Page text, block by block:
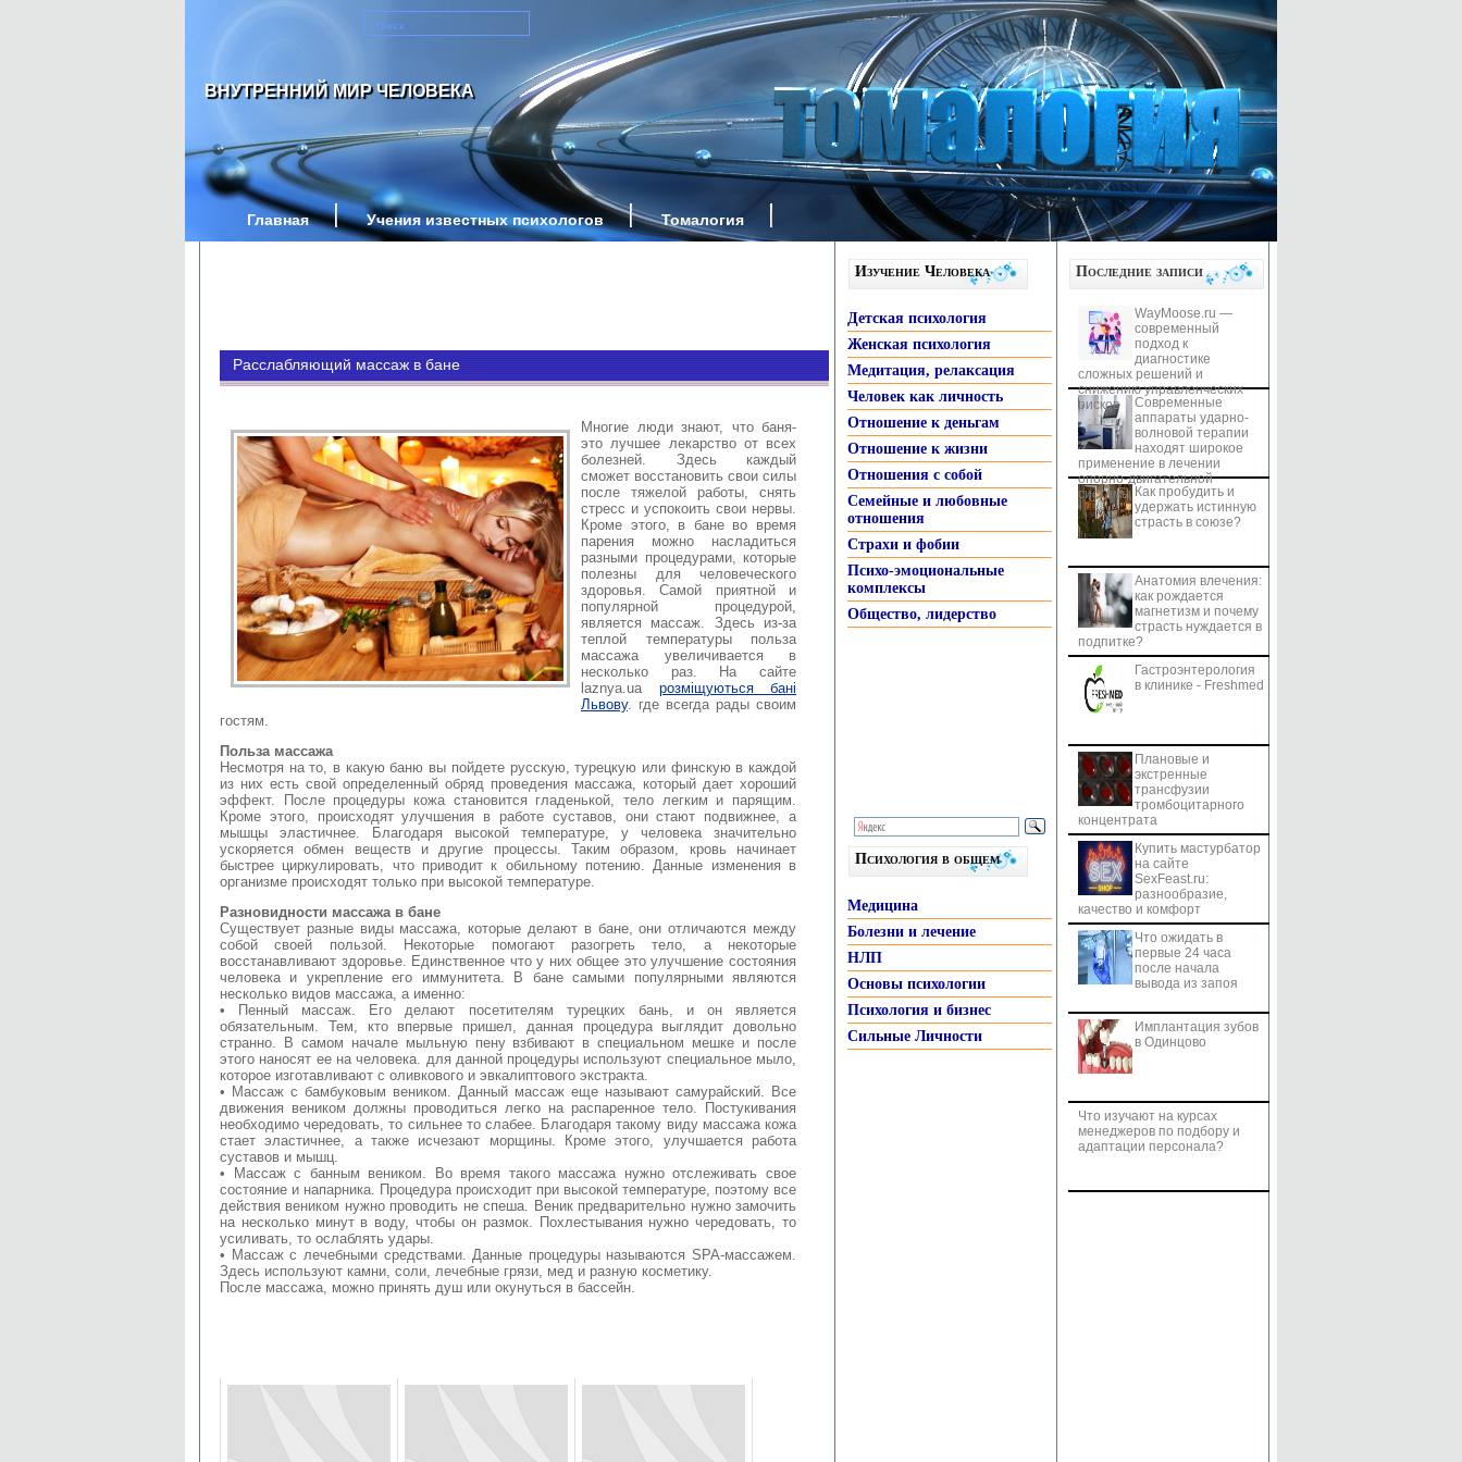
ВНУТРЕННИЙ МИР ЧЕЛОВЕКА
Главная Учения известных психологов Томалогия
Расслабляющий массаж в бане
Многие люди знают, что баня-
это лучшее лекарство от всех
болезней. Здесь каждый
сможет восстановить свои силы
после тяжелой работы, снять
стресс и успокоить свои нервы.
Кроме этого, в бане во время
парения можно насладиться
разными процедурами, которые
полезны для человеческого
здоровья.Самой приятной и
популярной процедурой,
является массаж. Здесь из-за
теплой температуры польза
массажа увеличивается в
несколько раз. На сайте
laznya.ua розміщуються бані
Львову. где всегда рады своим
гостям.
Польза массажа
Несмотря на то, в какую баню вы пойдете русскую, турецкую или финскую в каждой
из них есть свой определенный обряд проведения массажа, который дает хороший
эффект. После процедуры кожа становится гладенькой, тело легким и парящим.
Кроме этого, происходят улучшения в работе суставов, они стают подвижнее, а
мышцы эластичнее. Благодаря высокой температуре, у человека значительно
ускоряется обмен веществ и другие процессы. Таким образом, кровь начинает
быстрее циркулировать, что приводит к обильному потению. Данные изменения в
организме происходят только при высокой температуре.
Разновидности массажа в бане
Существует разные виды массажа, которые делают в бане, они отличаются между
собой своей пользой. Некоторые помогают разогреть тело, а некоторые
восстанавливают здоровье. Единственное что у них общее это улучшение состояния
человека и укрепление его иммунитета. В бане самыми популярными являются
несколько видов массажа, а именно:
• Пенный массаж. Его делают посетителям турецких бань, и он является
обязательным. Тем, кто впервые пришел, данная процедура выглядит довольно
странно. В самом начале мыльную пену взбивают в специальном мешке и после
этого наносят ее на человека. для данной процедуры используют специальное мыло,
которое изготавливают с оливкового и эвкалиптового экстракта.
• Массаж с бамбуковым веником. Данный массаж еще называют самурайский. Все
движения веником должны проводиться легко на распаренное тело. Постукивания
необходимо чередовать, то сильнее то слабее. Благодаря такому виду массажа кожа
стает эластичнее, а также исчезают морщины. Кроме этого, улучшается работа
суставов и мышц.
• Массаж с банным веником. Во время такого массажа нужно отслеживать свое
состояние и напарника. Процедура происходит при высокой температуре, поэтому все
действия веником нужно проводить не спеша. Веник предварительно нужно замочить
на несколько минут в воду, чтобы он размок. Похлестывания нужно чередовать, то
усиливать, то ослаблять удары.
• Массаж с лечебными средствами. Данные процедуры называются SPA-массажем.
Здесь используют камни, соли, лечебные грязи, мед и разную косметику.
После массажа, можно принять душ или окунуться в бассейн.
Изучение Человека
Детская психология
Женская психология
Медитация, релаксация
Человек как личность
Отношение к деньгам
Отношение к жизни
Отношения с собой
Семейные и любовные
отношения
Страхи и фобии
Психо-эмоциональные
комплексы
Общество, лидерство
Психология в общем
Медицина
Болезни и лечение
НЛП
Основы психологии
Психология и бизнес
Сильные Личности
Последние записи
WayMoose.ru —
современный
подход к
диагностике
сложных решений и
снижению управленческих
рисков
Современные
аппараты ударно-
волновой терапии
находят широкое
применение в лечении
опорно-двигательной
системы Как пробудить и
удержать истинную
страсть в союзе?
Анатомия влечения:
как рождается
магнетизм и почему
страсть нуждается в
подпитке?
Гастроэнтерология
в клинике - Freshmed
Плановые и
экстренные
трансфузии
тромбоцитарного
концентрата
Купить мастурбатор
на сайте
SexFeast.ru:
разнообразие,
качество и комфорт
Что ожидать в
первые 24 часа
после начала
вывода из запоя
Имплантация зубов
в Одинцово
Что изучают на курсах
менеджеров по подбору и
адаптации персонала?